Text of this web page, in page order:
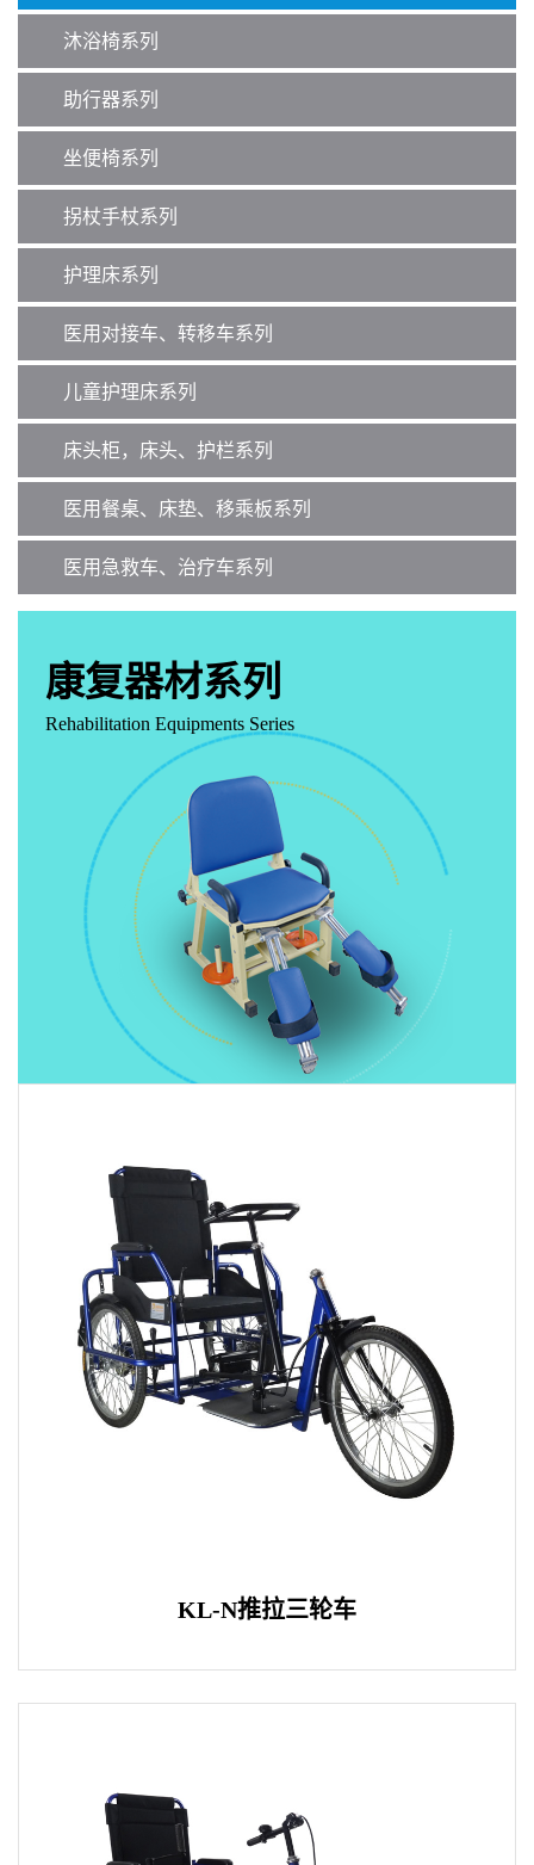
沐浴椅系列
助行器系列
坐便椅系列
拐杖手杖系列
护理床系列
医用对接车、转移车系列
儿童护理床系列
床头柜，床头、护栏系列
医用餐桌、床垫、移乘板系列
医用急救车、治疗车系列
康复器材系列
Rehabilitation Equipments Series
KL-N推拉三轮车